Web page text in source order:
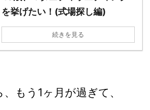
を挙げたい！(式場探し編)
続きを見る
もう1ヶ月が過ぎて、